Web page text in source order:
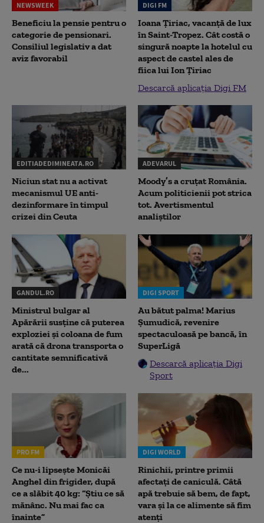
NEWSWEEK
Beneficiu la pensie pentru o
categorie de pensionari.
Consiliul legislativ a dat
aviz favorabil
DIGI FM
Ioana Țiriac, vacanță de lux
în Saint-Tropez. Cât costă o
singură noapte la hotelul cu
aspect de castel ales de
fiica lui Ion Țiriac
Descarcă aplicația Digi FM
EDITIADEDIMINEATA.RO
Niciun stat nu a activat
mecanismul UE anti-
dezinformare în timpul
crizei din Ceuta
ADEVARUL
Moody’s a cruțat România.
Acum politicienii pot strica
tot. Avertismentul
analiștilor
GANDUL.RO
Ministrul bulgar al
Apărării susține că puterea
exploziei și coloana de fum
arată că drona transporta o
cantitate semnificativă
de...
DIGI SPORT
Au bătut palma! Marius
Șumudică, revenire
spectaculoasă pe bancă, în
SuperLigă
Descarcă aplicația Digi
Sport
PRO FM
Ce nu-i lipsește Monicăi
Anghel din frigider, după
ce a slăbit 40 kg: “Știu ce să
mănânc. Nu mai fac ca
înainte”
DIGI WORLD
Rinichii, printre primii
afectați de caniculă. Câtă
apă trebuie să bem, de fapt,
vara și la ce alimente să fim
atenți